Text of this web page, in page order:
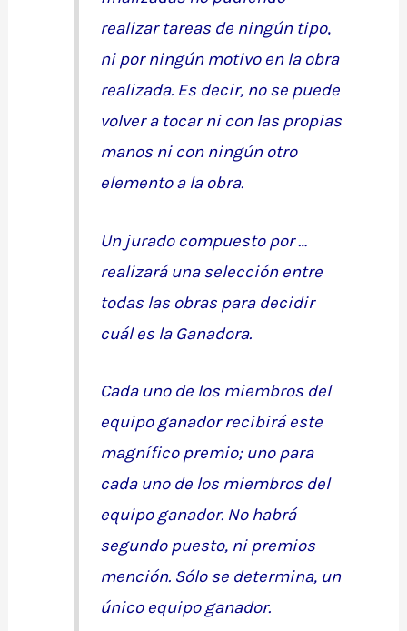
realizar tareas de ningún tipo,
ni por ningún motivo en la obra
realizada. Es decir, no se puede
volver a tocar ni con las propias
manos ni con ningún otro
elemento a la obra.
Un jurado compuesto por …
realizará una selección entre
todas las obras para decidir
cuál es la Ganadora.
Cada uno de los miembros del
equipo ganador recibirá este
magnífico premio; uno para
cada uno de los miembros del
equipo ganador. No habrá
segundo puesto, ni premios
mención. Sólo se determina, un
único equipo ganador.